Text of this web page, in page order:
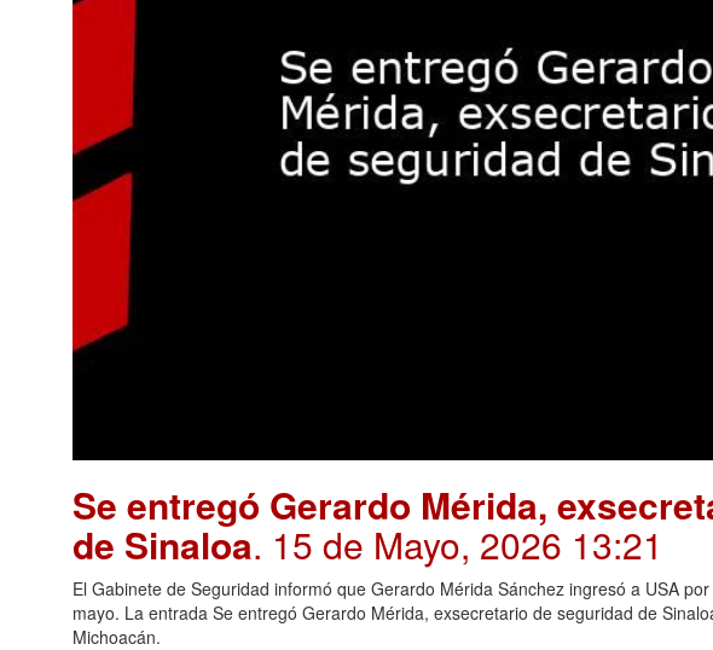
Se entregó Gerardo Mérida,
de Sinaloa. 15 de Mayo, 2026 13:21
El Gabinete de Seguridad informó que Gerardo Mérida Sánchez ingresó a USA
mayo. La entrada Se entregó Gerardo Mérida, exsecretario de seguridad de
Michoacán.